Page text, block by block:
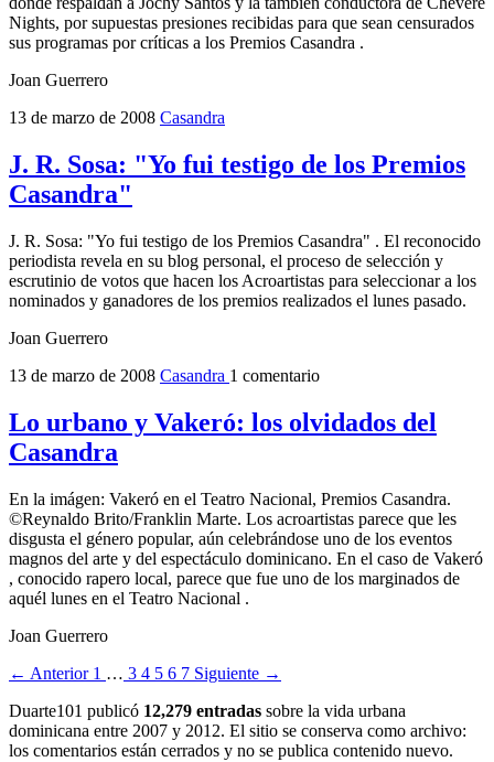
Nights, por supuestas presiones recibidas para que sean censurados
sus programas por críticas a los Premios Casandra .
Joan Guerrero
13 de marzo de 2008 Casandra
J. R. Sosa: "Yo fui testigo de los Premios
Casandra"
J. R. Sosa: "Yo fui testigo de los Premios Casandra" . El reconocido
periodista revela en su blog personal, el proceso de selección y
escrutinio de votos que hacen los Acroartistas para seleccionar a los
nominados y ganadores de los premios realizados el lunes pasado.
Joan Guerrero
13 de marzo de 2008 Casandra 1 comentario
Lo urbano y Vakeró: los olvidados del
Casandra
En la imágen: Vakeró en el Teatro Nacional, Premios Casandra.
©Reynaldo Brito/Franklin Marte. Los acroartistas parece que les
disgusta el género popular, aún celebrándose uno de los eventos
magnos del arte y del espectáculo dominicano. En el caso de Vakeró
, conocido rapero local, parece que fue uno de los marginados de
aquél lunes en el Teatro Nacional .
Joan Guerrero
← Anterior 1 … 3 4 5 6 7 Siguiente →
Duarte101 publicó 12,279 entradas sobre la vida urbana
dominicana entre 2007 y 2012. El sitio se conserva como archivo:
los comentarios están cerrados y no se publica contenido nuevo.